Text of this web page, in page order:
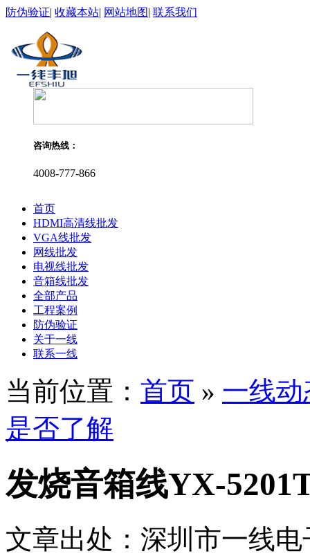
防伪验证| 收藏本站| 网站地图| 联系我们
咨询热线：
4008-777-866
首页
HDMI高清线批发
VGA线批发
网线批发
电视线批发
音箱线批发
全部产品
工程案例
防伪验证
关于一线
联系一线
当前位置： 首页 » 一线动
是否了解
发烧音箱线YX-
文章出处：深圳市一线